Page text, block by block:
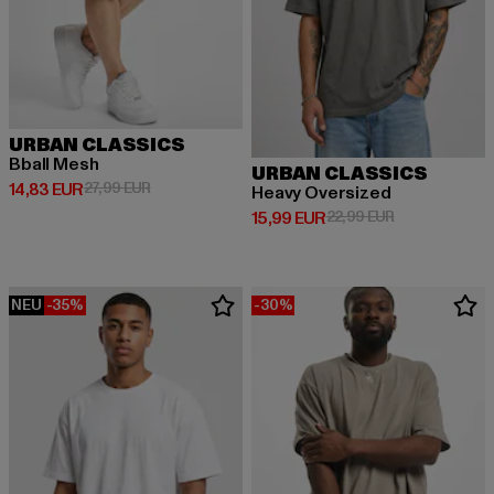
URBAN CLASSICS
Bball Mesh
14,83 EUR
Derzeitiger Preis: 14,83 EUR
27,99 EURAktionspreis: 27,99 EUR
URBAN CLASSICS
Heavy Oversized
15,99 EUR
Derzeitiger Preis: 15,99 EUR
22,99 EURAktionspreis:
NEU -35% -30%